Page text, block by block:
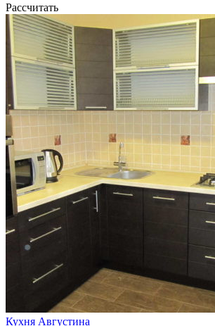
Рассчитать
Кухня Августина